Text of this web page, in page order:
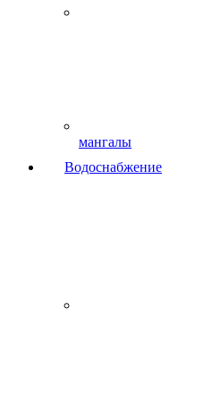
мангалы
Водоснабжение